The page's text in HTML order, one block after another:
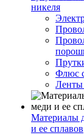
никеля
Флюс
Ленты
Материалы
и ее сплавов